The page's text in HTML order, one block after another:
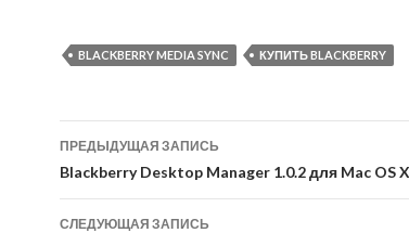
BLACKBERRY MEDIA SYNC КУПИТЬ BLACKBERRY
Навигация
по
записям
ПРЕДЫДУЩАЯ ЗАПИСЬ
Blackberry Desktop Manager 1.0.2 для Mac OS
СЛЕДУЮЩАЯ ЗАПИСЬ